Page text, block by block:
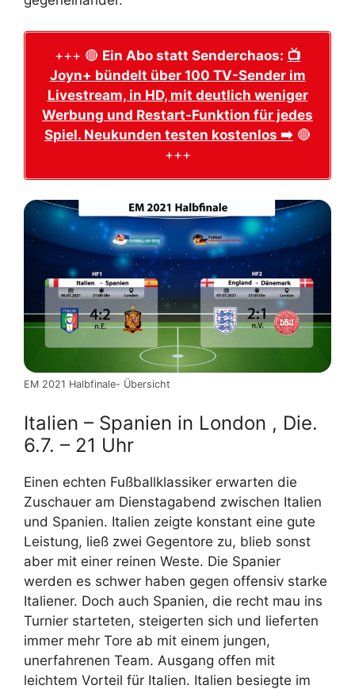
+++ 🔴 Ein Abo statt Senderchaos: 📺
Joyn+ bündelt über 100 TV-Sender im
Livestream, in HD, mit deutlich weniger
Werbung und Restart-Funktion für jedes
Spiel. Neukunden testen kostenlos ➡️ 🔴
+++
EM 2021 Halbfinale- Übersicht
Italien – Spanien in London , Die.
6.7. – 21 Uhr
Einen echten Fußballklassiker erwarten die
Zuschauer am Dienstagabend zwischen Italien
und Spanien. Italien zeigte konstant eine gute
Leistung, ließ zwei Gegentore zu, blieb sonst
aber mit einer reinen Weste. Die Spanier
werden es schwer haben gegen offensiv starke
Italiener. Doch auch Spanien, die recht mau ins
Turnier starteten, steigerten sich und lieferten
immer mehr Tore ab mit einem jungen,
unerfahrenen Team. Ausgang offen mit
leichtem Vorteil für Italien. Italien besiegte im